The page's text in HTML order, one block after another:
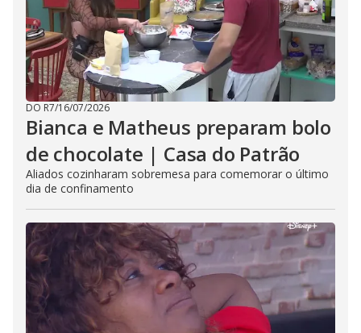
DO R7/16/07/2026
Bianca e Matheus preparam bolo
de chocolate | Casa do Patrão
Aliados cozinharam sobremesa para comemorar o último
dia de confinamento